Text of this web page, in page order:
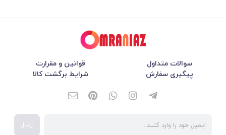
سوالات متداول
قوانین و مقرارت
پیگیری سفارش
شرایط برگشت کالا
ارسال